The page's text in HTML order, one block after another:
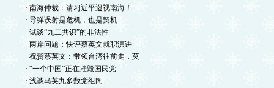
· 南海仲裁：请习近平巡视南海！
· 导弹误射是危机，也是契机
· 试谈“九二共识”的非法性
· 两岸问题：快评蔡英文就职演讲
· 祝贺蔡英文：带领台湾往前走，莫
· “一个中国”正在摧毁国民党
· 浅谈马英九多数党组阁